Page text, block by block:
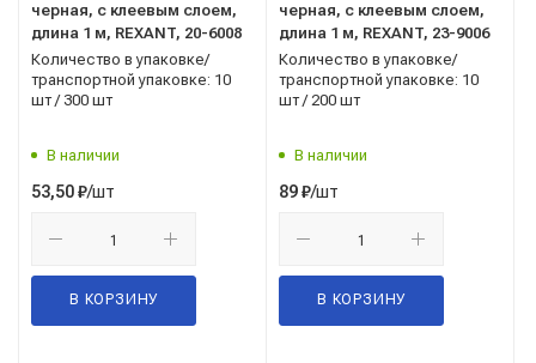
черная, с клеевым слоем,
длина 1 м, REXANT, 20-6008
Количество в упаковке/
транспортной упаковке: 10
шт / 300 шт
В наличии
53,50₽/шт
В КОРЗИНУ
черная, с клеевым слоем,
длина 1 м, REXANT, 23-9006
Количество в упаковке/
транспортной упаковке: 10
шт / 200 шт
В наличии
89₽/шт
В КОРЗИНУ